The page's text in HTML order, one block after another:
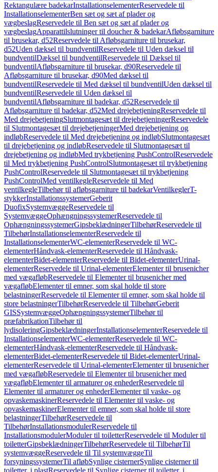
Rektangulære badekarInstallationselementerReservedele til
InstallationselementerBen sæt og sæt af plader og
vægbeslagReservedele til Ben sæt og sæt af plader og
vægbeslagApparattilslutninger til doucher & badekarAfløbsgarniture
til brusekar, d52Reservedele til Afløbsgarniture til brusekar,
d52Uden dæksel til bundventilReservedele til Uden dæksel til
bundventilDæksel til bundventilReservedele til Dæksel til
bundventilAfløbsgarniture til brusekar, d90Reservedele til
Afløbsgarniture til brusekar, d90Med dæksel til
bundventilReservedele til Med dæksel til bundventilUden dæksel til
bundventilReservedele til Uden dæksel til
bundventilAfløbsgarniture til badekar, d52Reservedele til
Afløbsgarniture til badekar, d52Med drejebetjeningReservedele til
Med drejebetjeningSlutmontagesæt til drejebetjeningerReservedele
til Slutmontagesæt til drejebetjeningerMed drejebetjening og
indløbReservedele til Med drejebetjening og indløbSlutmontagesæt
til drejebetjening og indløbReservedele til Slutmontagesæt til
drejebetjening og indløbMed trykbetjening PushControlReservedele
til Med trykbetjening PushControlSlutmontagesæt til trykbetjening
PushControlReservedele til Slutmontagesæt til trykbetjening
PushControlMed ventilkegleReservedele til Med
ventilkegleTilbehør til afløbsgarniture til badekarVentilkeglerT-
stykkerInstallationssystemerGeberit
DuofixSystemvæggeReservedele til
SystemvæggeOphængningssystemerReservedele til
OphængningssystemerGipsbeklædningerTilbehørReservedele til
TilbehørInstallationselementerReservedele til
InstallationselementerWC-elementerReservedele til WC-
elementerHåndvask-elementerReservedele til Håndvask-
elementerBidet-elementerReservedele til Bidet-elementerUrinal-
elementerReservedele til Urinal-elementerElementer til brusenicher
med vægafløbReservedele til Elementer til brusenicher med
vægafløbElementer til emner, som skal holde til store
belastningerReservedele til Elementer til emner, som skal holde til
store belastningerTilbehørReservedele til TilbehørGeberit
GISSystemvæggeOphængningssystemerTilbehør til
præfabrikationTilbehør til
lydisoleringGipsbeklædningerInstallationselementerReservedele til
InstallationselementerWC-elementerReservedele til WC-
elementerHåndvask-elementerReservedele til Håndvask-
elementerBidet-elementerReservedele til Bidet-elementerUrinal-
elementerReservedele til Urinal-elementerElementer til brusenicher
med vægafløbReservedele til Elementer til brusenicher med
vægafløbElementer til armaturer og enhederReservedele til
Elementer til armaturer og enhederElementer til vaske- og
opvaskemaskinerReservedele til Elementer til vaske- og
opvaskemaskinerElementer til emner, som skal holde til store
belastningerTilbehørReservedele til
TilbehørInstallationsmodulerReservedele til
InstallationsmodulerModuler til toiletterReservedele til Moduler til
toiletterGipsbeklædningerTilbehørReservedele til TilbehørTil
systemvæggeReservedele til Til systemvæggeTil
forsyningssystemerTil afløbSynlige cisternerSynlige cisterner til
toiletter, i plastReservedele til Synlige cisterner til toiletter, i